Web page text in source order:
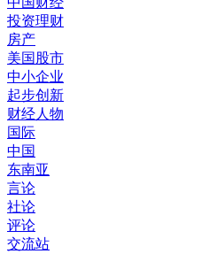
投资理财
房产
美国股市
中小企业
起步创新
财经人物
国际
中国
东南亚
言论
社论
评论
交流站